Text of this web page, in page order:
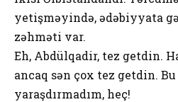
yetişməyində, ədəbiyyata
zəhməti var.
Eh, Abdülqadir, tez getdin.
ancaq sən çox tez getdin.
yaraşdırmadım, heç!